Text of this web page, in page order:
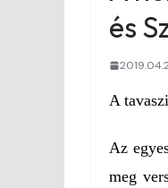
és
A
Az
meg